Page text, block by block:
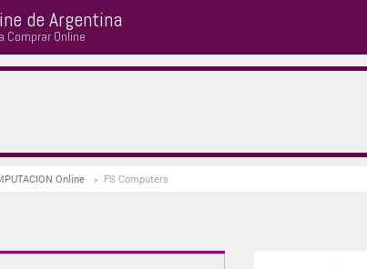
de Argentina
Comprar Online
Online> FS Computers